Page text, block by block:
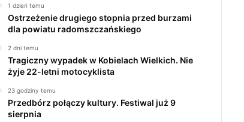
1 dzień temu
Ostrzeżenie drugiego stopnia przed burzami
dla powiatu radomszczańskiego
2 dni temu
Tragiczny wypadek w Kobielach Wielkich. Nie
żyje 22-letni motocyklista
23 godziny temu
Przedbórz połączy kultury. Festiwal już 9
sierpnia